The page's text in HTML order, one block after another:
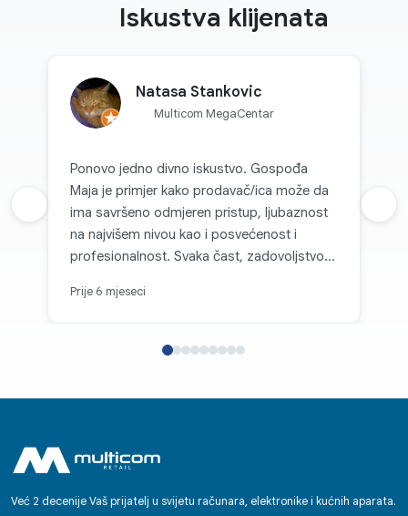
Iskustva klijenata
Natasa Stankovic
Multicom MegaCentar
Ponovo jedno divno iskustvo. Gospođa
Maja je primjer kako prodavač/ica može da
ima savršeno odmjeren pristup, ljubaznost
na najvišem nivou kao i posvećenost i
profesionalnost. Svaka čast, zadovoljstvo je
Prije 6 mjeseci
Prethodna recenzija
Već 2 decenije Vaš prijatelj u svijetu računara, elektronike i kućnih aparata.